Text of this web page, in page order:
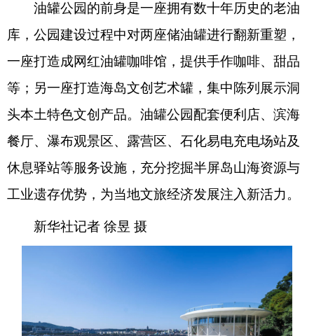
油罐公园的前身是一座拥有数十年历史的老油
库，公园建设过程中对两座储油罐进行翻新重塑，
一座打造成网红油罐咖啡馆，提供手作咖啡、甜品
等；另一座打造海岛文创艺术罐，集中陈列展示洞
头本土特色文创产品。油罐公园配套便利店、滨海
餐厅、瀑布观景区、露营区、石化易电充电场站及
休息驿站等服务设施，充分挖掘半屏岛山海资源与
工业遗存优势，为当地文旅经济发展注入新活力。
新华社记者 徐昱 摄